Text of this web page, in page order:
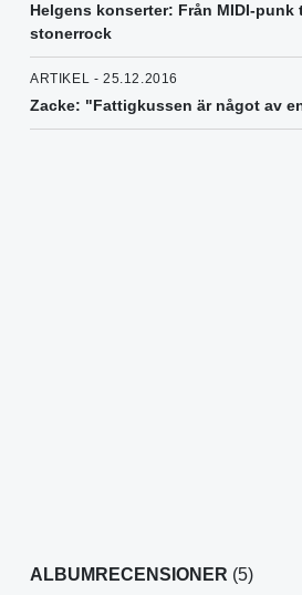
Helgens konserter: Från MIDI-
stonerrock
ARTIKEL - 25.12.2016
Zacke: "Fattigkussen är något av
ALBUMRECENSIONER (5)